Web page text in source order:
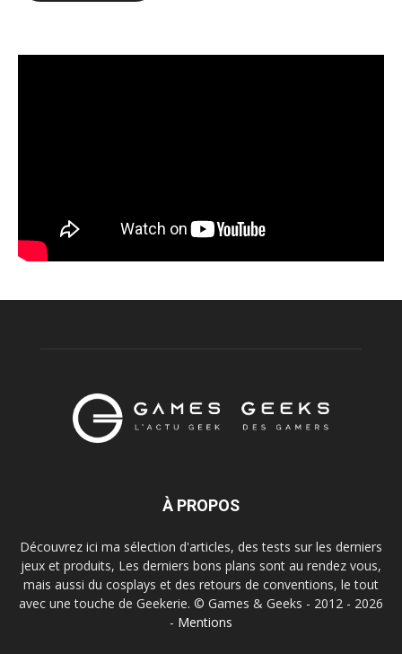
À PROPOS
Découvrez ici ma sélection d'articles, des tests sur les derniers
jeux et produits, Les derniers bons plans sont au rendez vous,
mais aussi du cosplays et des retours de conventions, le tout
avec une touche de Geekerie. © Games & Geeks - 2012 - 2026
- Mentions